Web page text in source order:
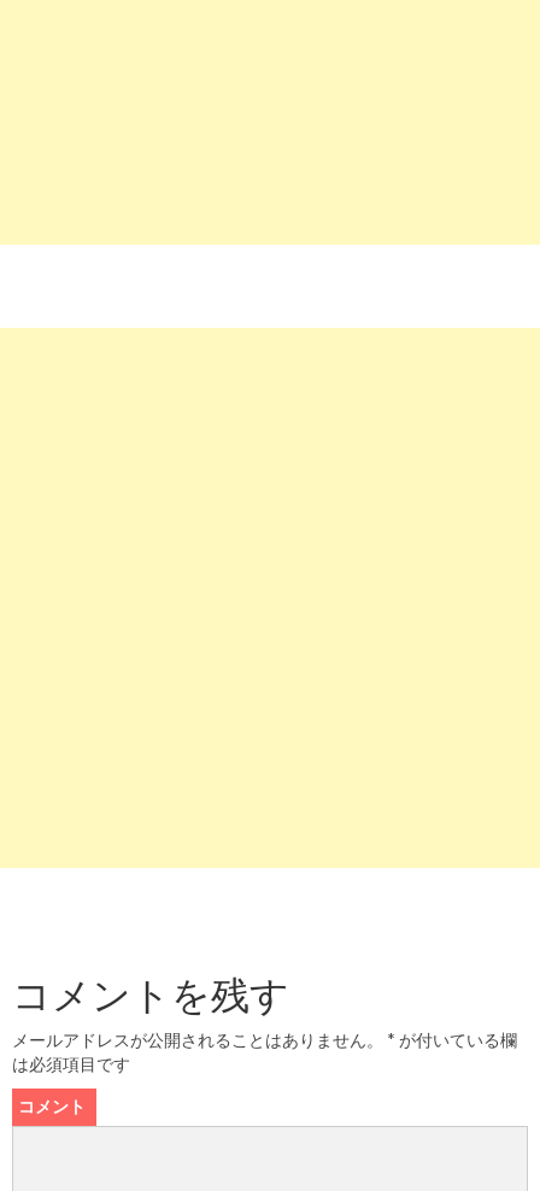
コメントを残す
メールアドレスが公開されることはありません。 * が付いている欄
は必須項目です
コメント